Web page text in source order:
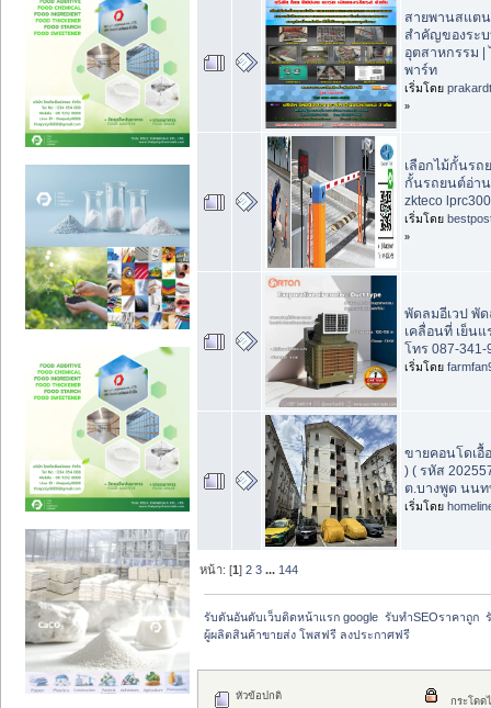
สายพานสแตน
สำคัญของระบ
อุตสาหกรรม |
พาร์ท
เริ่มโดย
»
เลือกไม้กั้นรถ
กั้นรถยนต์อ่า
zkteco
เริ่มโดย
»
พัดลมอีเวป พัด
เคลื่อนที่ เย็น
โทร 087-341-
เริ่มโดย
ขายคอนโดเอื้
) ( รหัส
ต.บางพูด นน
เริ่มโดย
หน้า: [1]2 3 ...144
รับดันอันดับเว็บติดหน้าแรก google  รับทำSEOราคาถูก
ผู้ผลิตสินค้าขายส่ง โพสฟรี ลงประกาศฟรี
กระโดด
หัวข้อปกติ